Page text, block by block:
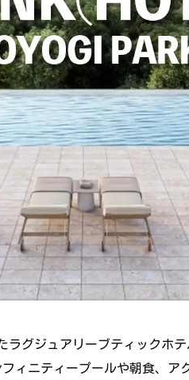
グジュアリーブティックホテル
ィニティープールや朝食、ア